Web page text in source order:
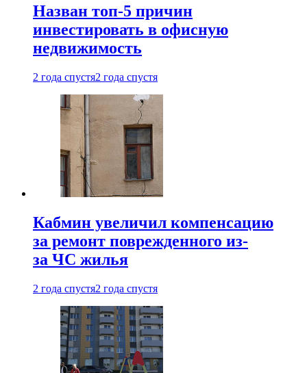
Назван топ-5 причин
инвестировать в офисную
недвижимость
2 года спустя2 года спустя
Кабмин увеличил компенсацию
за ремонт поврежденного из-
за ЧС жилья
2 года спустя2 года спустя